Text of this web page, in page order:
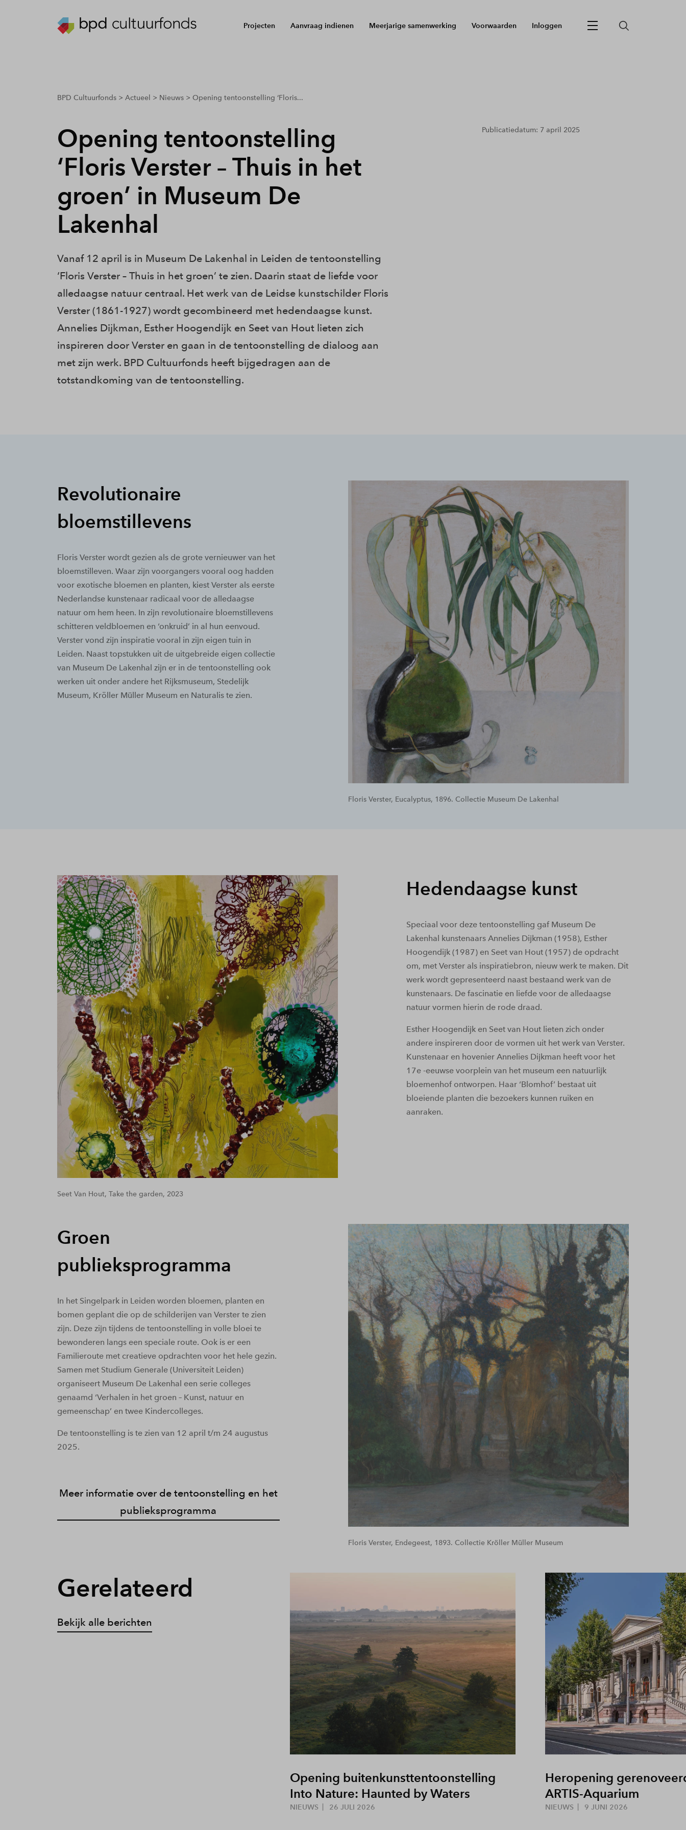
Projecten Aanvraag indienen Meerjarige samenwerking Voorwaarden Inloggen
breadcrumbs.youarehere
BPD Cultuurfonds Actueel Nieuws Opening tentoonstelling ‘Floris...
Opening tentoonstelling
‘Floris Verster – Thuis in het
groen’ in Museum De
Lakenhal
Vanaf 12 april is in Museum De Lakenhal in Leiden de tentoonstelling
‘Floris Verster – Thuis in het groen’ te zien. Daarin staat de liefde voor
alledaagse natuur centraal. Het werk van de Leidse kunstschilder Floris
Verster (1861-1927) wordt gecombineerd met hedendaagse kunst.
Annelies Dijkman, Esther Hoogendijk en Seet van Hout lieten zich
inspireren door Verster en gaan in de tentoonstelling de dialoog aan
met zijn werk. BPD Cultuurfonds heeft bijgedragen aan de
totstandkoming van de tentoonstelling.
Publicatiedatum: 7 april 2025
Floris Verster, Eucalyptus, 1896. Collectie Museum De Lakenhal
Revolutionaire
bloemstillevens
Floris Verster wordt gezien als de grote vernieuwer van het
bloemstilleven. Waar zijn voorgangers vooral oog hadden
voor exotische bloemen en planten, kiest Verster als eerste
Nederlandse kunstenaar radicaal voor de alledaagse
natuur om hem heen. In zijn revolutionaire bloemstillevens
schitteren veldbloemen en ‘onkruid’ in al hun eenvoud.
Verster vond zijn inspiratie vooral in zijn eigen tuin in
Leiden. Naast topstukken uit de uitgebreide eigen collectie
van Museum De Lakenhal zijn er in de tentoonstelling ook
werken uit onder andere het Rijksmuseum, Stedelijk
Museum, Kröller Müller Museum en Naturalis te zien.
Seet Van Hout, Take the garden, 2023
Hedendaagse kunst
Speciaal voor deze tentoonstelling gaf Museum De
Lakenhal kunstenaars Annelies Dijkman (1958), Esther
Hoogendijk (1987) en Seet van Hout (1957) de opdracht
om, met Verster als inspiratiebron, nieuw werk te maken. Dit
werk wordt gepresenteerd naast bestaand werk van de
kunstenaars. De fascinatie en liefde voor de alledaagse
natuur vormen hierin de rode draad.
Esther Hoogendijk en Seet van Hout lieten zich onder
andere inspireren door de vormen uit het werk van Verster.
Kunstenaar en hovenier Annelies Dijkman heeft voor het
17e -eeuwse voorplein van het museum een natuurlijk
bloemenhof ontworpen. Haar ‘Blomhof’ bestaat uit
bloeiende planten die bezoekers kunnen ruiken en
aanraken.
Floris Verster, Endegeest, 1893. Collectie Kröller Müller Museum
Groen
publieksprogramma
In het Singelpark in Leiden worden bloemen, planten en
bomen geplant die op de schilderijen van Verster te zien
zijn. Deze zijn tijdens de tentoonstelling in volle bloei te
bewonderen langs een speciale route. Ook is er een
Familieroute met creatieve opdrachten voor het hele gezin.
Samen met Studium Generale (Universiteit Leiden)
organiseert Museum De Lakenhal een serie colleges
genaamd ‘Verhalen in het groen – Kunst, natuur en
gemeenschap’ en twee Kindercolleges.
De tentoonstelling is te zien van 12 april t/m 24 augustus
2025.
Meer informatie over de tentoonstelling en het
publieksprogramma
Gerelateerd
Bekijk alle berichten
Opening buitenkunsttentoonstelling
Into Nature: Haunted by Waters
NIEUWS 26 JULI 2026
Heropening
ARTIS-Aquarium
NIEUWS 9 JUNI 2026